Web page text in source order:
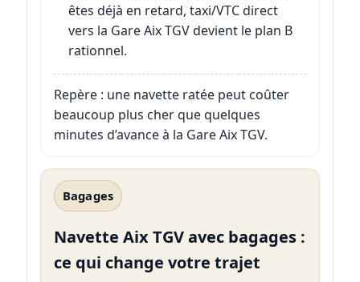
êtes déjà en retard, taxi/VTC direct
vers la Gare Aix TGV devient le plan B
rationnel.
Repère : une navette ratée peut coûter
beaucoup plus cher que quelques
minutes d’avance à la Gare Aix TGV.
Bagages
Navette Aix TGV avec bagages :
ce qui change votre trajet